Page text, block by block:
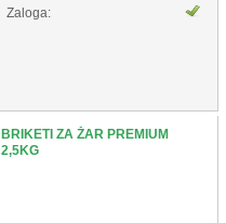
Zaloga:
BRIKETI ZA ŽAR PREMIUM
2,5KG